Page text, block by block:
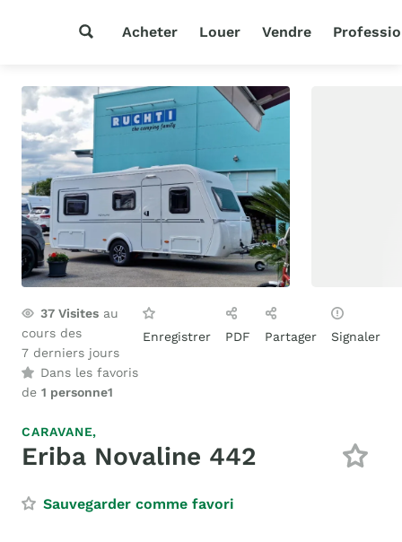
Acheter Louer Vendre
37 Visites au
cours des
7 derniers jours
Dans les favoris
de 1 personne1
Enregistrer PDF Partager Signaler
CARAVANE,
Eriba Novaline 442
Sauvegarder comme favori